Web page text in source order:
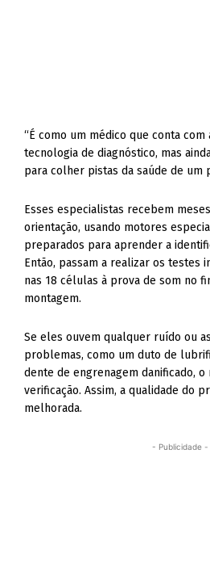
“É como um médico que conta com
tecnologia de diagnóstico, mas
para colher pistas da saúde de um
Esses especialistas recebem
orientação, usando motores
preparados para aprender a
Então, passam a realizar os testes
nas 18 células à prova de som no
montagem.
Se eles ouvem qualquer ruído ou
problemas, como um duto de
dente de engrenagem danificado,
verificação. Assim, a qualidade do
melhorada.
- Publicidade -